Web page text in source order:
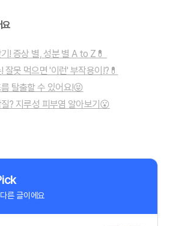
요
! 증상 별, 성분 별 A to Z💊
잘못 먹으면 '이런' 부작용이!?💊
탈출할 수 있어요!😝
? 지루성 피부염 알아보기😮
른 글이에요